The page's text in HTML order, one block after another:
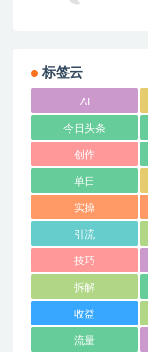
标签云
AI
今日头条
创作
单日
实操
引流
技巧
拆解
收益
流量